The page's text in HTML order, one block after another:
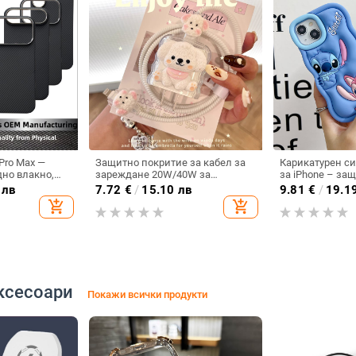
Max —
влакно,
стил,
на
add_shopping_cart
Защитно покритие за кабел за
зареждане 20W/40W за
устройства Apple —
удароустойчиво, разсейване на
топлината, устойчиво на
износване, защита от падане,
7.72 € / 15.10 лв
add_shopping_cart
Карикатурен
за iPhone –
изпускане,
съвместим с
серия (Pro/Max)
9.81 € /
Покажи всички продукти